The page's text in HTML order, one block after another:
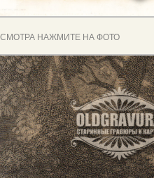
НАЖМИТЕ НА ФОТО